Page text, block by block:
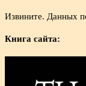
Извините. Данных
Книга сайта: